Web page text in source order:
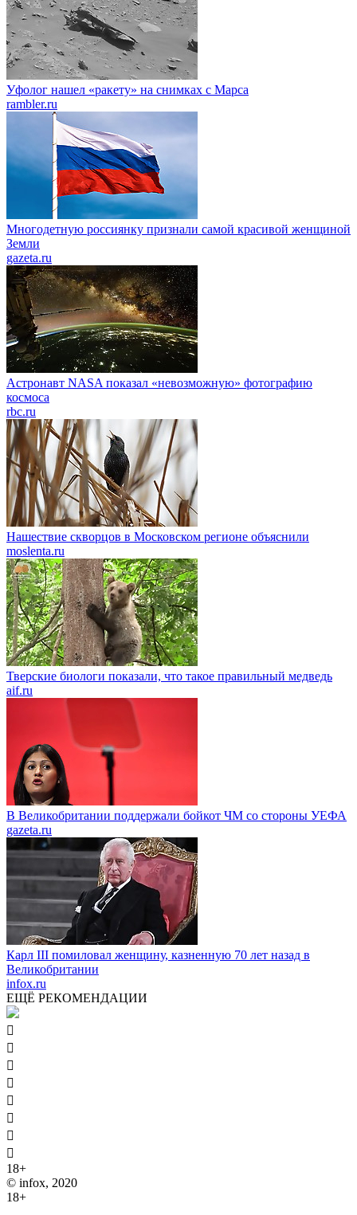
Уфолог нашел «ракету» на снимках с Марса
rambler.ru
Многодетную россиянку признали самой красивой женщиной
Земли
gazeta.ru
Астронавт NASA показал «невозможную» фотографию
космоса
rbc.ru
Нашествие скворцов в Московском регионе объяснили
moslenta.ru
Тверские биологи показали, что такое правильный медведь
aif.ru
В Великобритании поддержали бойкот ЧМ со стороны УЕФА
gazeta.ru
Карл III помиловал женщину, казненную 70 лет назад в
Великобритании
infox.ru
ЕЩЁ РЕКОМЕНДАЦИИ








18+
© infox, 2020
18+